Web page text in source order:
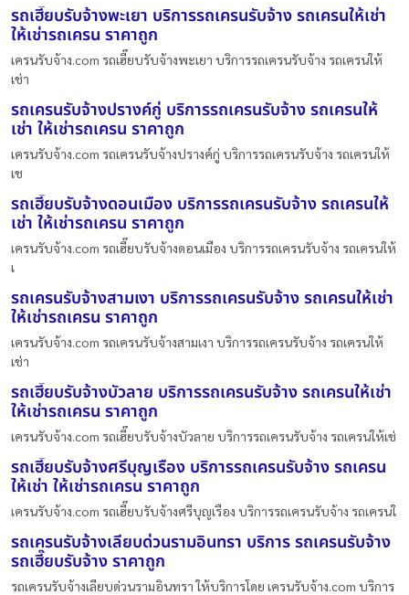
รถเฮี๊ยบรับจ้างพะเยา บริการรถเครนรับจ้าง รถเครนให้เช่า
ให้เช่ารถเครน ราคาถูก
เครนรับจ้าง.com รถเฮี๊ยบรับจ้างพะเยา บริการรถเครนรับจ้าง รถเครนให้
เช่า
รถเครนรับจ้างปรางค์กู่ บริการรถเครนรับจ้าง รถเครนให้
เช่า ให้เช่ารถเครน ราคาถูก
เครนรับจ้าง.com รถเครนรับจ้างปรางค์กู่ บริการรถเครนรับจ้าง รถเครนให้
เช
รถเฮี๊ยบรับจ้างดอนเมือง บริการรถเครนรับจ้าง รถเครนให้
เช่า ให้เช่ารถเครน ราคาถูก
เครนรับจ้าง.com รถเฮี๊ยบรับจ้างดอนเมือง บริการรถเครนรับจ้าง รถเครนให้
เ
รถเครนรับจ้างสามเงา บริการรถเครนรับจ้าง รถเครนให้เช่า
ให้เช่ารถเครน ราคาถูก
เครนรับจ้าง.com รถเครนรับจ้างสามเงา บริการรถเครนรับจ้าง รถเครนให้
เช่า
รถเฮี๊ยบรับจ้างบัวลาย บริการรถเครนรับจ้าง รถเครนให้เช่า
ให้เช่ารถเครน ราคาถูก
เครนรับจ้าง.com รถเฮี๊ยบรับจ้างบัวลาย บริการรถเครนรับจ้าง รถเครนให้เช่
รถเฮี๊ยบรับจ้างศรีบุญเรือง บริการรถเครนรับจ้าง รถเครน
ให้เช่า ให้เช่ารถเครน ราคาถูก
เครนรับจ้าง.com รถเฮี๊ยบรับจ้างศรีบุญเรือง บริการรถเครนรับจ้าง รถเครนใ
รถเครนรับจ้างเลียบด่วนรามอินทรา บริการ รถเครนรับจ้าง
รถเฮี๊ยบรับจ้าง ราคาถูก
รถเครนรับจ้างเลียบด่วนรามอินทรา ให้บริการโดย เครนรับจ้าง.com บริการ